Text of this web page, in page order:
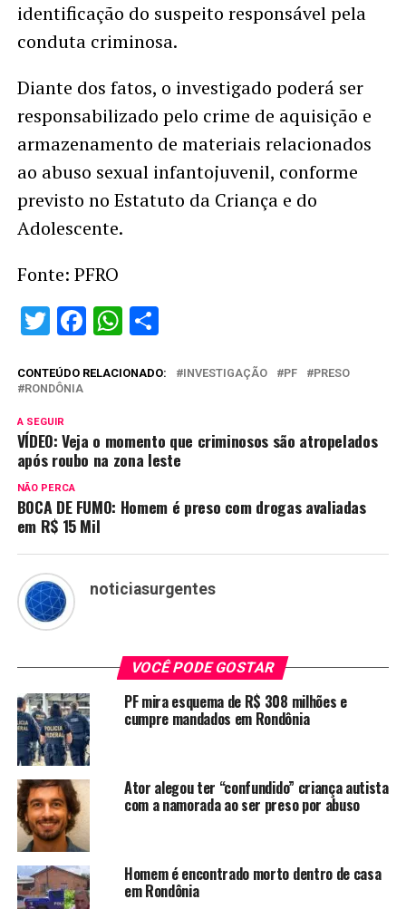
identificação do suspeito responsável pela
conduta criminosa.
Diante dos fatos, o investigado poderá ser
responsabilizado pelo crime de aquisição e
armazenamento de materiais relacionados
ao abuso sexual infantojuvenil, conforme
previsto no Estatuto da Criança e do
Adolescente.
Fonte: PFRO
Twitter
Facebook
WhatsApp
Share
CONTEÚDO RELACIONADO: INVESTIGAÇÃO PF
PRESO
RONDÔNIA
A SEGUIR
VÍDEO: Veja o momento que criminosos são atropelados
após roubo na zona leste
NÃO PERCA
BOCA DE FUMO: Homem é preso com drogas avaliadas
em R$ 15 Mil
noticiasurgentes
VOCÊ PODE GOSTAR
PF mira esquema de R$ 308 milhões e
cumpre mandados em Rondônia
Ator alegou ter “confundido” criança autista
com a namorada ao ser preso por abuso
Homem é encontrado morto dentro de casa
em Rondônia